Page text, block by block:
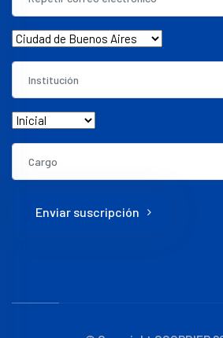
Enviar suscripción